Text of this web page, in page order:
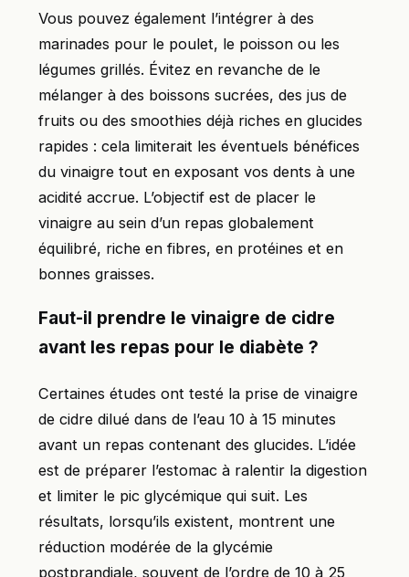
Vous pouvez également l’intégrer à des
marinades pour le poulet, le poisson ou les
légumes grillés. Évitez en revanche de le
mélanger à des boissons sucrées, des jus de
fruits ou des smoothies déjà riches en glucides
rapides : cela limiterait les éventuels bénéfices
du vinaigre tout en exposant vos dents à une
acidité accrue. L’objectif est de placer le
vinaigre au sein d’un repas globalement
équilibré, riche en fibres, en protéines et en
bonnes graisses.
Faut-il prendre le vinaigre de cidre
avant les repas pour le diabète ?
Certaines études ont testé la prise de vinaigre
de cidre dilué dans de l’eau 10 à 15 minutes
avant un repas contenant des glucides. L’idée
est de préparer l’estomac à ralentir la digestion
et limiter le pic glycémique qui suit. Les
résultats, lorsqu’ils existent, montrent une
réduction modérée de la glycémie
postprandiale, souvent de l’ordre de 10 à 25